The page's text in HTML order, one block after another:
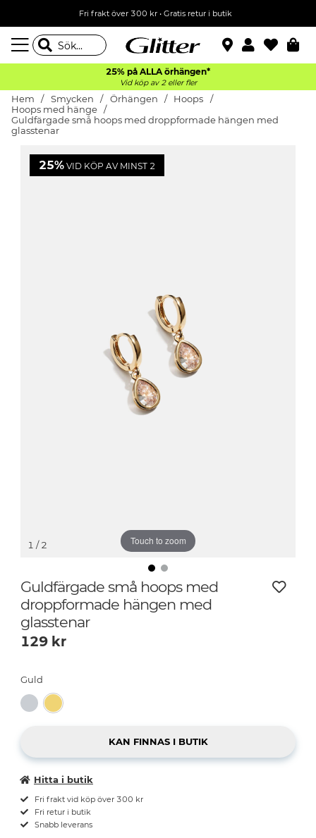
Fri frakt över 300 kr• Gratis retur i butik
25% på ALLA örhängen*
Vid köp av 2 eller fler
Hem Smycken Örhängen
Hoops
Hoops med hänge
Guldfärgade små hoops med droppformade hängen med
glasstenar
25% VID KÖP AV MINST 2
Touch to zoom
1 / 2
Guldfärgade små hoops med
droppformade hängen med
glasstenar
129 kr
Guld
Hitta i butik
Fri frakt vid köp över 300 kr
Fri retur i butik
Snabb leverans